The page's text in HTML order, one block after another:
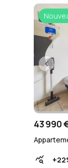
43 990
query_stats